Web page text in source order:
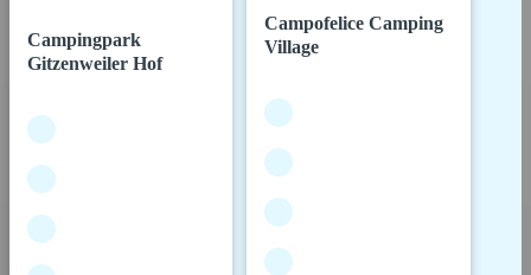
Campingpark
Gitzenweiler Hof
Campofelice Camping
Village